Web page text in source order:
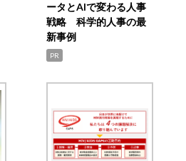
ータとAIで変わる人事
戦略 科学的人事の最
新事例
PR